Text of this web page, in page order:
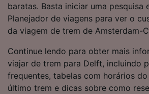
baratas. Basta iniciar uma pesquisa
Planejador de viagens para ver o
da viagem de trem de Amsterdam-
Continue lendo para obter mais
viajar de trem para Delft, incluindo
frequentes, tabelas com horários
último trem e dicas sobre como